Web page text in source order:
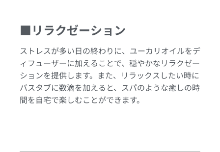
■リラクゼーション
ストレスが多い日の終わりに、ユーカリオイルをデ
ィフューザーに加えることで、穏やかなリラクゼー
ションを提供します。また、リラックスしたい時に
バスタブに数滴を加えると、スパのような癒しの時
間を自宅で楽しむことができます。